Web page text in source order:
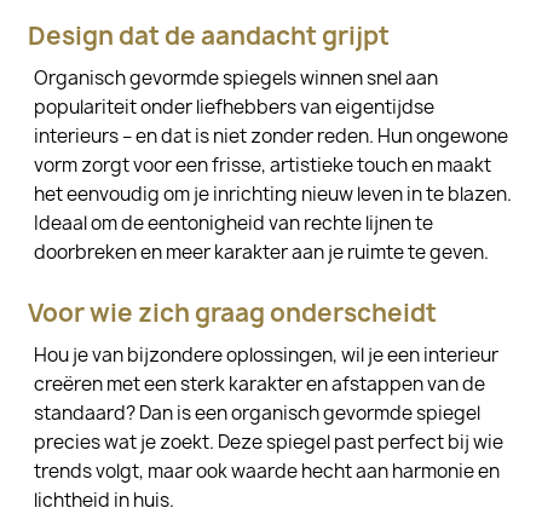
Design dat de aandacht grijpt
Organisch gevormde spiegels winnen snel aan
populariteit onder liefhebbers van eigentijdse
interieurs – en dat is niet zonder reden. Hun ongewone
vorm zorgt voor een frisse, artistieke touch en maakt
het eenvoudig om je inrichting nieuw leven in te blazen.
Ideaal om de eentonigheid van rechte lijnen te
doorbreken en meer karakter aan je ruimte te geven.
Voor wie zich graag onderscheidt
Hou je van bijzondere oplossingen, wil je een interieur
creëren met een sterk karakter en afstappen van de
standaard? Dan is een organisch gevormde spiegel
precies wat je zoekt. Deze spiegel past perfect bij wie
trends volgt, maar ook waarde hecht aan harmonie en
lichtheid in huis.